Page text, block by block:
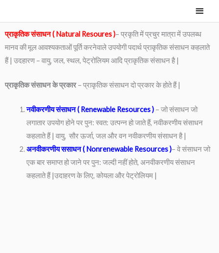
content
Main
Menu
प्राकृतिक संसाधन ( Natural Resoures )– प्रकृति में प्रचुर मात्रा में उपलब्ध
मानव की मूल आवश्यकताओं पूर्ति करनेवाले उपयोगी पदार्थ प्राकृतिक संसाधन कहलाते
हैं | उदहारण – वायु, जल, स्थल, पेट्रोलियम आदि प्राकृतिक संसाधन है |
प्राकृतिक संसाधन के प्रकार– प्राकृतिक संसाधन दो प्रकार के होते हैं |
नवीकरणीय संसाधन ( Renewable Resources )– जो संसाधन जो
लगातार उपयोग होने पर पुन: स्वत: उत्पन्न हो जाते हैं, नवीकरणीय संसाधन
कहलाते हैं | वायु, सौर ऊर्जा, जल और वन नवीकरणीय संसाधन है |
अनवीकरणीय ससाधन ( Nonrenewable Resources )– वे संसाधन जो
एक बार समाप्त हो जाने पर पुन: जल्दी नहीं होते, अनवीकरणीय संसाधन
कहलाते हैं |उदाहरण के लिए, कोयला और पेट्रोलियम |